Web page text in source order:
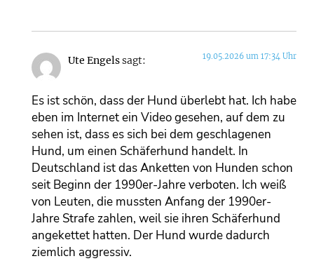
Ute Engelssagt: 19.05.2026 um 17:34 Uhr
Es ist schön, dass der Hund überlebt hat. Ich habe
eben im Internet ein Video gesehen, auf dem zu
sehen ist, dass es sich bei dem geschlagenen
Hund, um einen Schäferhund handelt. In
Deutschland ist das Anketten von Hunden schon
seit Beginn der 1990er-Jahre verboten. Ich weiß
von Leuten, die mussten Anfang der 1990er-
Jahre Strafe zahlen, weil sie ihren Schäferhund
angekettet hatten. Der Hund wurde dadurch
ziemlich aggressiv.